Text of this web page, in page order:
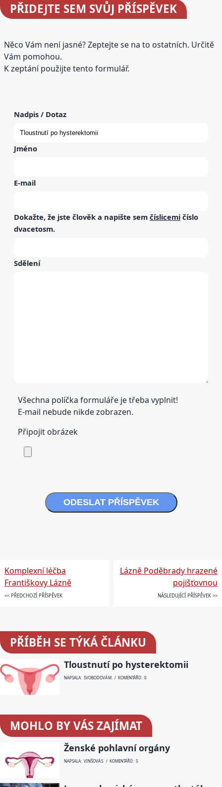
PŘIDEJTE SEM SVŮJ PŘÍSPĚVEK
Něco Vám není jasné? Zeptejte se na to ostatních. Určitě
Vám pomohou.
K zeptání použijte tento formulář.
Nadpis / Dotaz
Jméno
E-mail
Dokažte, že jste člověk a napište sem číslicemi číslo
dvacetosm.
Sdělení
Všechna políčka formuláře je třeba vyplnit!
E-mail nebude nikde zobrazen.
Připojit obrázek
ODESLAT PŘÍSPĚVEK
Komplexní léčba
Františkovy Lázně
<< PŘEDCHOZÍ PŘÍSPĚVEK
Lázně Poděbrady hrazené
pojišťovnou
NÁSLEDUJÍCÍ PŘÍSPĚVEK >>
PŘÍBĚH SE TÝKÁ ČLÁNKU
Tloustnutí po hysterektomii
NAPSALA: SVOBODOVÁ M. / KOMENTÁŘŮ: 0
MOHLO BY VÁS ZAJÍMAT
Ženské pohlavní orgány
NAPSALA: VINŠOVÁ S. / KOMENTÁŘŮ: 5